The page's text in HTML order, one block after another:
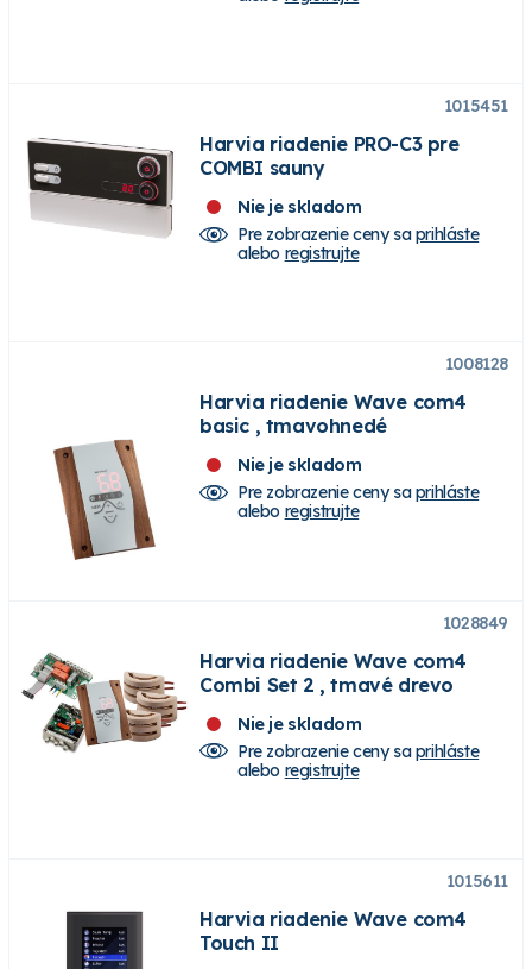
1015451
Harvia riadenie PRO-C3 pre
COMBI sauny
Nie je skladom
Pre zobrazenie ceny saprihláste
alebo registrujte
1008128
Harvia riadenie Wave com4
basic , tmavohnedé
Nie je skladom
Pre zobrazenie ceny saprihláste
alebo registrujte
1028849
Harvia riadenie Wave com4
Combi Set 2 , tmavé drevo
Nie je skladom
Pre zobrazenie ceny saprihláste
alebo registrujte
1015611
Harvia riadenie Wave com4
Touch II